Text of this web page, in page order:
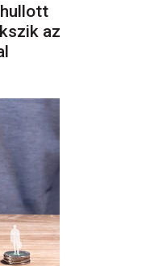
az